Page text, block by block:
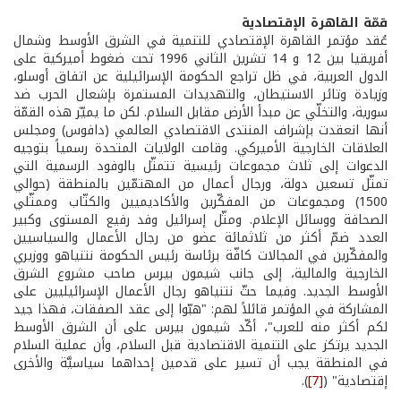
قمّة القاهرة الإقتصادية
عُقد مؤتمر القاهرة الإقتصادي للتنمية في الشرق الأوسط وشمال
أفريقيا بين 12 و 14 تشرين الثاني 1996 تحت ضغوط أميركية على
الدول العربية، في ظل تراجع الحكومة الإسرائيلية عن اتفاق أوسلو،
وزيادة وتائر الاستيطان، والتهديدات المستمرة بإشعال الحرب ضد
سورية، والتخلّي عن مبدأ الأرض مقابل السلام. لكن ما يميّز هذه القمّة
أنها انعقدت بإشراف المنتدى الاقتصادي العالمي (دافوس) ومجلس
العلاقات الخارجية الأميركي. وقامت الولايات المتحدة رسمياً بتوجيه
الدعوات إلى ثلاث مجموعات رئيسية تتمثّل بالوفود الرسمية التي
تمثّل تسعين دولة، ورجال أعمال من المهتمّين بالمنطقة (حوالي
1500) ومجموعات من المفكّرين والأكاديميين والكتّاب وممثّلي
الصحافة ووسائل الإعلام. ومثّل إسرائيل وفد رفيع المستوى وكبير
العدد ضمّ أكثر من ثلاثمائة عضو من رجال الأعمال والسياسيين
والمفكّرين في المجالات كافّة برئاسة رئيس الحكومة نتنياهو ووزيري
الخارجية والمالية، إلى جانب شيمون بيرس صاحب مشروع الشرق
الأوسط الجديد. وفيما حثّ نتنياهو رجال الأعمال الإسرائيليين على
المشاركة في المؤتمر قائلاً لهم: "هبّوا إلى عقد الصفقات، فهذا جيد
لكم أكثر منه للعرب"، أكّد شيمون بيرس على أن الشرق الأوسط
الجديد يرتكز على التنمية الاقتصادية قبل السلام، وأن عملية السلام
في المنطقة يجب أن تسير على قدمين إحداهما سياسيَّة والأخرى
إقتصادية" ([7]
).